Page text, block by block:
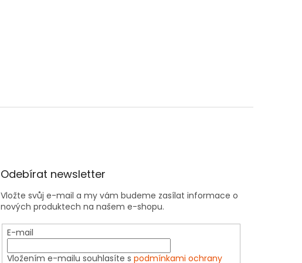
Odebírat newsletter
Vložte svůj e-mail a my vám budeme zasílat informace o
nových produktech na našem e-shopu.
E-mail
Vložením e-mailu souhlasíte spodmínkami ochrany